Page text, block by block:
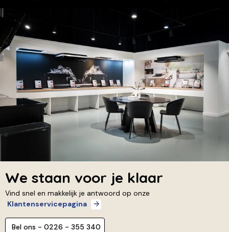
We staan voor je klaar
Vind snel en makkelijk je antwoord op onze
Klantenservicepagina
Bel ons - 0226 - 355 340